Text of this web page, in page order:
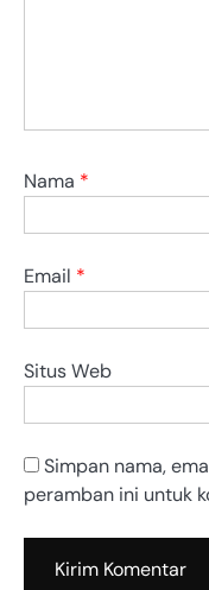
Nama *
Email *
Situs Web
Simpan nama,
peramban ini untuk